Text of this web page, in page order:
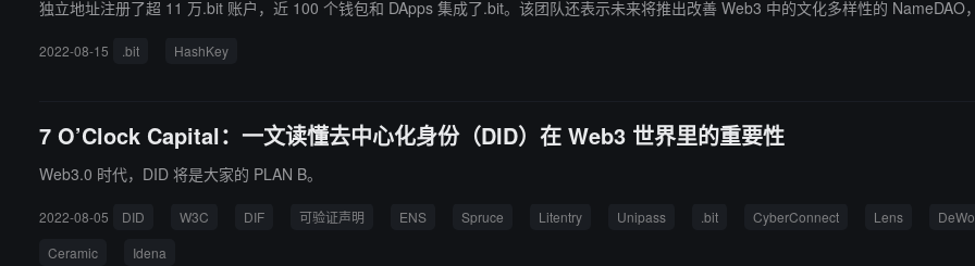
独立地址注册了超 11 万.bit 账户，近 100 个钱包和 DApps 集成了.bit。该团队还表示未来将推出改善 Web3 中的文化多样性的
2022-08-15 .bit HashKey
7 O’Clock Capital：一文读懂去中心化身份（DID）在 Web3 世界里的重要性
Web3.0 时代，DID 将是大家的 PLAN B。
2022-08-05 DID W3C DIF 可验证声明 ENS Spruce Litentry Unipass .bit CyberConnect Lens
Ceramic
Idena